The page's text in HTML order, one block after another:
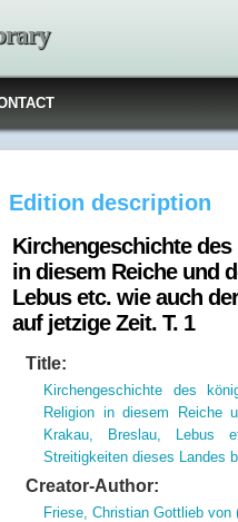
Edition description
Kirchengeschichte
in diesem Reiche und
Lebus etc. wie auch
auf jetzige Zeit. T. 1
Title:
Kirchengeschichte des
Religion in diesem Reiche
Krakau, Breslau, Lebus
Streitigkeiten dieses Landes
Creator-Author:
Friese, Christian Gottlieb von